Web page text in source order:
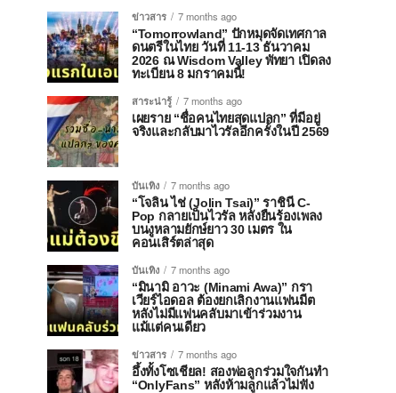
ข่าวสาร
7 months ago
“Tomorrowland” ปักหมุดจัดเทศกาล
ดนตรีในไทย วันที่ 11-13 ธันวาคม
2026 ณ Wisdom Valley พัทยา เปิดลง
ทะเบียน 8 มกราคมนี้!
สาระน่ารู้
7 months ago
เผยราย “ชื่อคนไทยสุดแปลก” ที่มีอยู่
จริงและกลับมาไวรัลอีกครั้งในปี 2569
บันเทิง
7 months ago
“โจลิน ไช่ (Jolin Tsai)” ราชินี C-
Pop กลายเป็นไวรัล หลังยืนร้องเพลง
บนงูหลามยักษ์ยาว 30 เมตร ใน
คอนเสิร์ตล่าสุด
บันเทิง
7 months ago
“มินามิ อาวะ (Minami Awa)” กรา
เวียร์ไอดอล ต้องยกเลิกงานแฟนมีต
หลังไม่มีแฟนคลับมาเข้าร่วมงาน
แม้แต่คนเดียว
ข่าวสาร
7 months ago
อึ้งทั้งโซเชียล! สองพ่อลูกร่วมใจกันทำ
“OnlyFans” หลังห้ามลูกแล้วไม่ฟัง